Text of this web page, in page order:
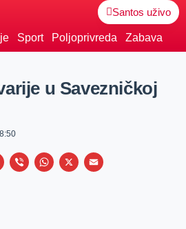
Santos uživo
Sport Poljoprivreda Zabava
u Savezničkoj
L
V
W
X
E